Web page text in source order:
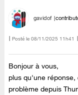
gavidof
Posté le ‎08/11/2025 11h41
Bonjour à vous,
plus qu'une
problème depuis